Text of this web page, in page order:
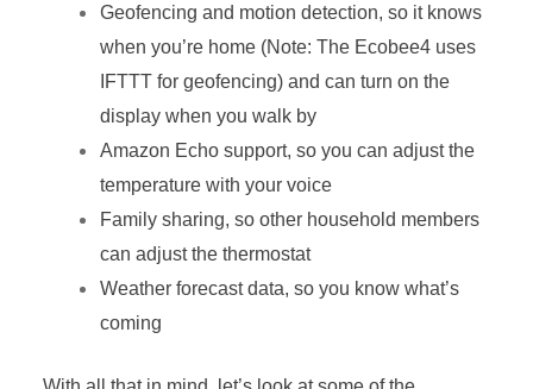
Geofencing and motion detection, so it knows
when you’re home (Note: The Ecobee4 uses
IFTTT for geofencing) and can turn on the
display when you walk by
Amazon Echo support, so you can adjust the
temperature with your voice
Family sharing, so other household members
can adjust the thermostat
Weather forecast data, so you know what’s
coming